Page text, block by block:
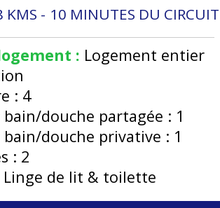
KMS 10 MINUTES DU CIRCUIT
: Logement entier
: 4
bain/douche partagée : 1
bain/douche privative : 1
: 2
Linge de lit & toilette